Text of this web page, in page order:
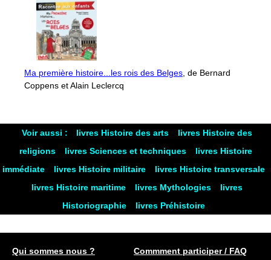
Ma première histoire...les rois des Belges, de Bernard
Coppens et Alain Leclercq
Voir aussi : livres Histoire des arts
livres Histoire des
religions
livres Sciences et techniques
livres Histoire
immédiate
livres Histoire militaire
livres Histoire transversale
livres Histoire maritime
livres Mythologies
livres
Historiographie
livres Préhistoire
Qui sommes nous ?
Commment participer / FAQ